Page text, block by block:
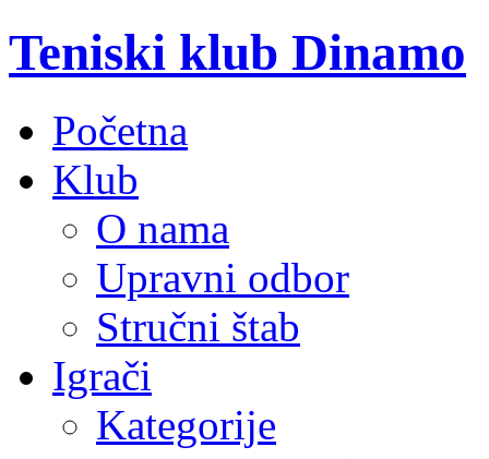
Teniski klub Dinamo
Početna
Klub
O nama
Upravni odbor
Stručni štab
Igrači
Kategorije